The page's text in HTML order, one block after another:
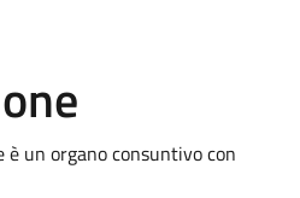
è un organo consuntivo con